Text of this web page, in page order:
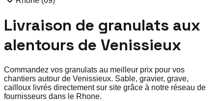
Livraison de granulats aux
alentours de Venissieux
Commandez vos granulats au meilleur prix pour vos
chantiers autour de Venissieux. Sable, gravier, grave,
cailloux livrés directement sur site grâce à notre réseau de
fournisseurs dans le Rhone.